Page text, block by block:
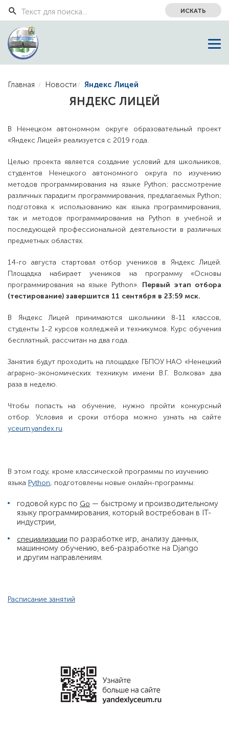
ИСКАТЬ
Главная Новости Яндекс Лицей
ЯНДЕКС ЛИЦЕЙ
В Ненецком автономном округе образовательный проект
«Яндекс Лицей» реализуется с 2019 года.
Целью проекта является создание условий для школьников,
студентов Ненецкого автономного округа по изучению
методов программирования на языке Python; рассмотрение
различных парадигм программирования, предлагаемых Python;
подготовка к использованию как языка программирования,
так и методов программирования на Python в учебной и
последующей профессиональной деятельности в различных
предметных областях.
14-го августа стартовал отбор учеников в Яндекс Лицей.
Площадка набирает учеников на программу «Основы
программирования на языке Python». Первый этап отбора
(тестирование) завершится 11 сентября в 23:59 мск.
В Яндекс Лицей принимаются школьники 8-11 классов,
студенты 1-2 курсов колледжей и техникумов. Курс обучения
бесплатный, рассчитан на два года.
Занятия будут проходить на площадке ГБПОУ НАО «Ненецкий
аграрно-экономических техникум имени В.Г. Волкова» два
раза в неделю.
Чтобы попасть на обучение, нужно пройти конкурсный
отбор. Условия и сроки отбора можно узнать на сайте
yceum.yandex.ru
В этом году, кроме классической программы по изучению
языка Python, подготовлены новые онлайн-программы:
годовой курс по Go — быстрому и производительному
языку программирования, который востребован в IT-
индустрии,
специализации по разработке игр, анализу данных,
машинному обучению, веб-разработке на Django
и другим направлениям.
Расписание занятий